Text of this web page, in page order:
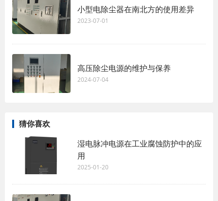
小型电除尘器在南北方的使用差异
2023-07-01
高压除尘电源的维护与保养
2024-07-04
猜你喜欢
湿电脉冲电源在工业腐蚀防护中的应
用
2025-01-20